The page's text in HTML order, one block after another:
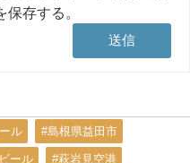
存する。
ル #島根県益田市
ール #萩岩見空港